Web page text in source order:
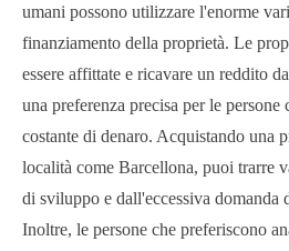
umani possono utilizzare l'enorme
finanziamento della proprietà. Le
essere affittate e ricavare un reddito
una preferenza precisa per le
costante di denaro. Acquistando una
località come Barcellona, ​​puoi trarre
di sviluppo e dall'eccessiva domanda
Inoltre, le persone che preferiscono